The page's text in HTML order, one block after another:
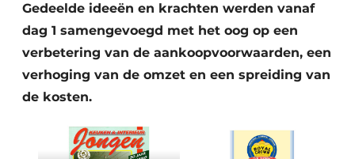
Gedeelde ideeën en krachten werden vanaf
dag 1 samengevoegd met het oog op een
verbetering van de aankoopvoorwaarden, een
verhoging van de omzet en een spreiding van
de kosten.